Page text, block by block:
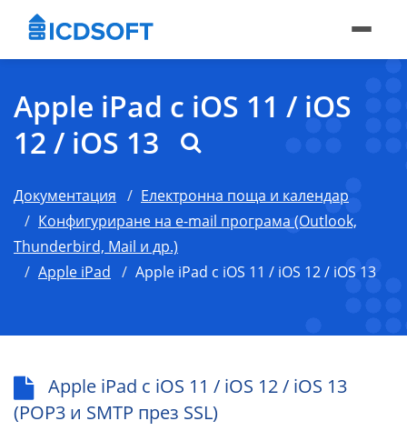
Apple iPad с iOS 11 / iOS
12 / iOS 13
Документация
Електронна поща и календар
Конфигуриране на e-mail програма (Outlook,
Thunderbird, Mail и др.)
Apple iPad
Apple iPad с iOS 11 / iOS 12 / iOS 13
Apple iPad с iOS 11 / iOS 12 / iOS 13
(POP3 и SMTP през SSL)